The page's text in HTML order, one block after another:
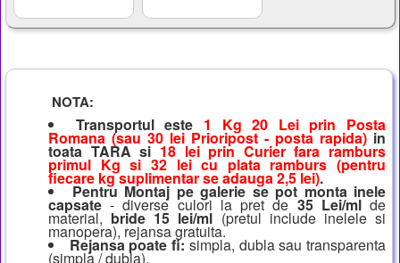
NOTA:
Transportul este 1 Kg 20 Lei prin Posta
Romana (sau 30 lei Prioripost - posta rapida) in
toata TARA si 18 lei prin Curier fara ramburs
primul Kg si 32 lei cu plata ramburs (pentru
fiecare kg suplimentar se adauga 2,5 lei).
Pentru Montaj pe galerie se pot monta inele
capsate - diverse culori la pret de 35 Lei/mlde
material, bride 15 lei/ml (pretul include inelele si
manopera), rejansa gratuita.
Rejansa poate fi: simpla, dubla sau transparenta
(simpla / dubla).